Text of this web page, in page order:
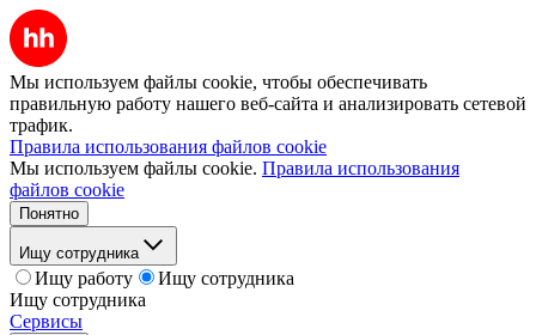
Мы используем файлы cookie, чтобы обеспечивать
правильную работу нашего веб-сайта и анализировать сетевой
трафик.
Правила использования файлов cookie
Мы используем файлы cookie. Правила использования
файлов cookie
Понятно
Ищу сотрудника
Ищу работу
Ищу сотрудника
Ищу сотрудника
Сервисы